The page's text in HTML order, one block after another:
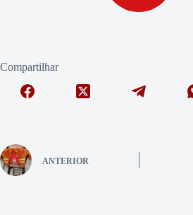
Compartilhar
ANTERIOR